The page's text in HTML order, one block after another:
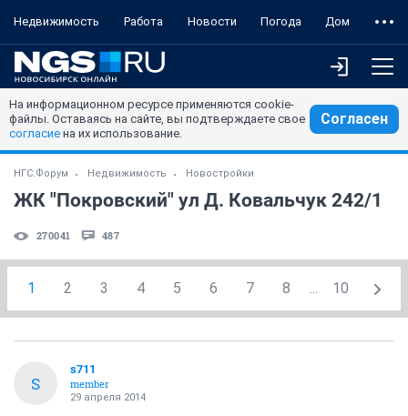
Недвижимость Работа Новости Погода Дом
На информационном ресурсе применяются cookie-
файлы. Оставаясь на сайте, вы подтверждаете свое
согласие на их использование.
Согласен
НГС.Форум Недвижимость Новостройки
ЖК "Покровский" ул Д. Ковальчук 242/1
270041 487
1 2 3 4 5 6 7 8 ... 10
S
s711
member
29 апреля 2014